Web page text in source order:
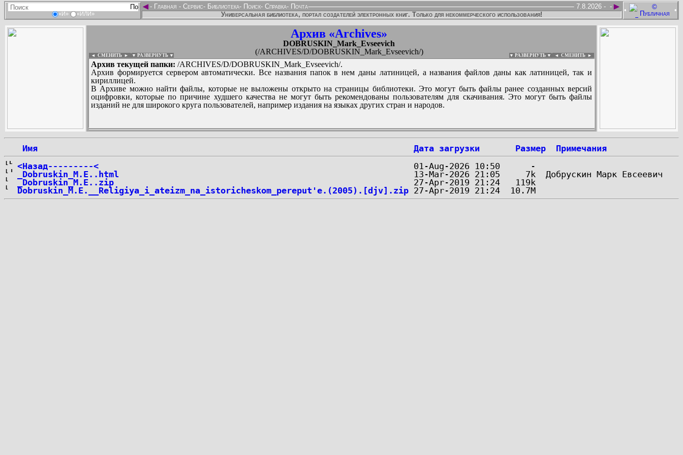
«И» «ИЛИ»
• •
◄ ►
- Главная - Сервис- Библиотека- Поиск- Справка- Почта -
7.8.2026 -
Универсальная библиотека, портал создателей электронных книг. Только для некоммерческого использования!
Архив «Archives»
DOBRUSKIN_Mark_Evseevich
(/ARCHIVES/D/DOBRUSKIN_Mark_Evseevich/)
◄ СМЕНИТЬ ► ▼ РАЗВЕРНУТЬ ▼ ▼ РАЗВЕРНУТЬ ▼ ◄ СМЕНИТЬ ►
Архив текущей папки: /ARCHIVES/D/DOBRUSKIN_Mark_Evseevich/.
Архив формируется сервером автоматически. Все названия папок в нем даны латиницей, а названия файлов даны как латиницей, так и
кириллицей.
В Архиве можно найти файлы, которые не выложены открыто на страницы библиотеки. Это могут быть файлы ранее созданных версий
оцифровки, которые по причине худшего качества не могут быть рекомендованы пользователям для скачивания. Это могут быть файлы
изданий не для широкого круга пользователей, например издания на языках других стран и народов.
:
...
Имя Дата загрузки Размер
Примечания
<Назад---------<
_Dobruskin_M.E..html
_Dobruskin_M.E..zip
Dobruskin_M.E.__Religiya_i_ateizm_na_istoricheskom_pereput'e.(2005).[djv].zip